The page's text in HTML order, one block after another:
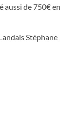
aussi de 750€ en
Stéphane